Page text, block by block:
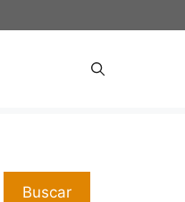
Buscar